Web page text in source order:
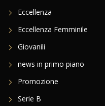
Eccellenza
Eccellenza Femminile
Giovanili
news in primo piano
Promozione
Serie B